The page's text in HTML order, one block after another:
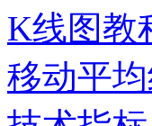
K线图教
移动平